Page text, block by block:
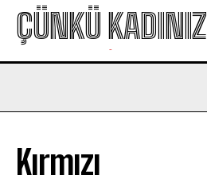
ÇÜNKÜ KADINIZ
-
Kırmızı